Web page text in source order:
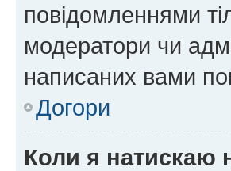
повідомленнями
модератори чи
написаних вами
Догори
Коли я натискаю